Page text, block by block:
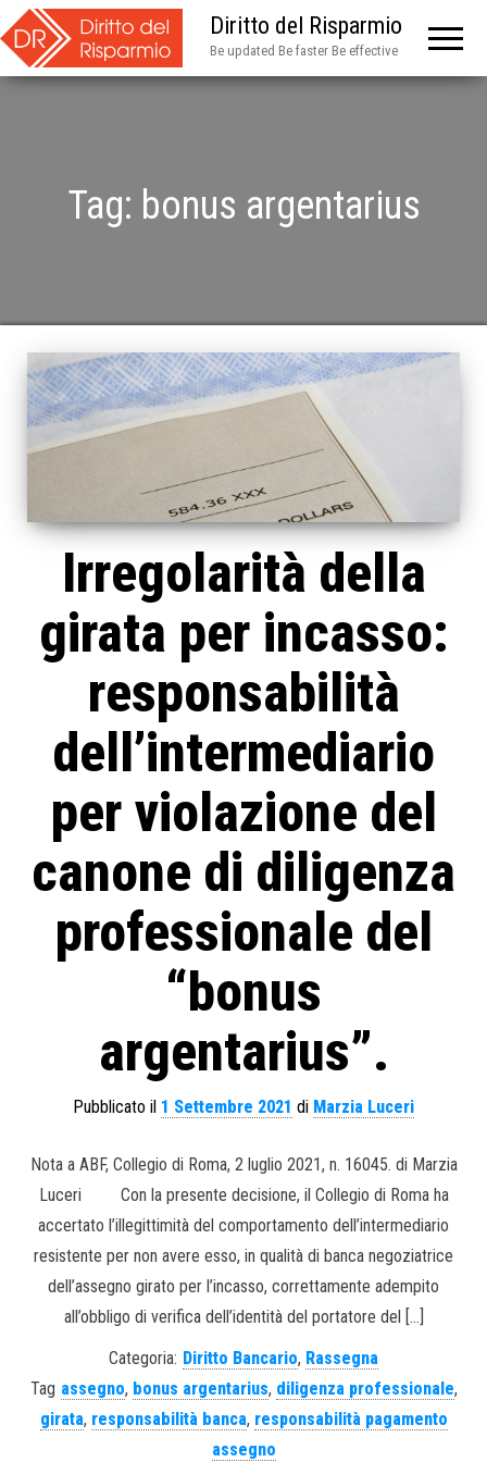
Diritto del Risparmio
Be updated Be faster Be effective
Tag: bonus argentarius
Irregolarità della
girata per incasso:
responsabilità
dell’intermediario
per violazione del
canone di diligenza
professionale del
“bonus
argentarius”.
Pubblicato il 1 Settembre 2021 di Marzia Luceri
Nota a ABF, Collegio di Roma, 2 luglio 2021, n. 16045. di Marzia
Luceri Con la presente decisione, il Collegio di Roma ha
accertato l’illegittimità del comportamento dell’intermediario
resistente per non avere esso, in qualità di banca negoziatrice
dell’assegno girato per l’incasso, correttamente adempito
all’obbligo di verifica dell’identità del portatore del […]
Categoria: Diritto Bancario, Rassegna
Tag assegno, bonus argentarius, diligenza professionale,
girata, responsabilità banca, responsabilità pagamento
assegno